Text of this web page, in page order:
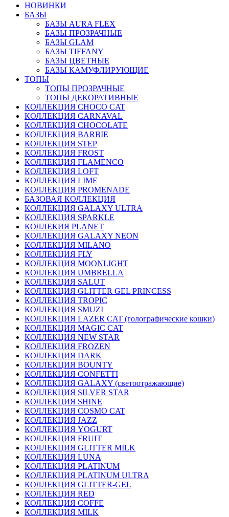
НОВИНКИ
БАЗЫ
БАЗЫ AURA FLEX
БАЗЫ ПРОЗРАЧНЫЕ
БАЗЫ GLAM
БАЗЫ TIFFANY
БАЗЫ ЦВЕТНЫЕ
БАЗЫ КАМУФЛИРУЮЩИЕ
ТОПЫ
ТОПЫ ПРОЗРАЧНЫЕ
ТОПЫ ДЕКОРАТИВНЫЕ
КОЛЛЕКЦИЯ CHOCO CAT
КОЛЛЕКЦИЯ CARNAVAL
КОЛЛЕКЦИЯ CHOCOLATE
КОЛЛЕКЦИЯ BARBIE
КОЛЛЕКЦИЯ STEP
КОЛЛЕКЦИЯ FROST
КОЛЛЕКЦИЯ FLAMENCO
КОЛЛЕКЦИЯ LOFT
КОЛЛЕКЦИЯ LIME
КОЛЛЕКЦИЯ PROMENADE
БАЗОВАЯ КОЛЛЕКЦИЯ
КОЛЛЕКЦИЯ GALAXY ULTRA
КОЛЛЕКЦИЯ SPARKLE
КОЛЛЕКИЯ PLANET
КОЛЛЕКЦИЯ GALAXY NEON
КОЛЛЕКЦИЯ MILANO
КОЛЛЕКЦИЯ FLY
КОЛЛЕКЦИЯ MOONLIGHT
КОЛЛЕКЦИЯ UMBRELLA
КОЛЛЕКЦИЯ SALUT
КОЛЛЕКЦИЯ GLITTER GEL PRINCESS
КОЛЛЕКЦИЯ TROPIC
КОЛЛЕКЦИЯ SMUZI
КОЛЛЕКЦИЯ LAZER CAT (голографические кошки)
КОЛЛЕКЦИЯ MAGIC CAT
КОЛЛЕКЦИЯ NEW STAR
КОЛЛЕКЦИЯ FROZEN
КОЛЛЕКЦИЯ DARK
КОЛЛЕКЦИЯ BOUNTY
КОЛЛЕКЦИЯ CONFETTI
КОЛЛЕКЦИЯ GALAXY (светоотражающие)
КОЛЛЕКЦИЯ SILVER STAR
КОЛЛЕКЦИЯ SHINE
КОЛЛЕКЦИЯ COSMO CAT
КОЛЛЕКЦИЯ JAZZ
КОЛЛЕКЦИЯ YOGURT
КОЛЛЕКЦИЯ FRUIT
КОЛЛЕКЦИЯ GLITTER MILK
КОЛЛЕКЦИЯ LUNA
КОЛЛЕКЦИЯ PLATINUM
КОЛЛЕКЦИЯ PLATINUM ULTRA
КОЛЛЕКЦИЯ GLITTER-GEL
КОЛЛЕКЦИЯ RED
КОЛЛЕКЦИЯ COFFE
КОЛЛЕКЦИЯ MILK